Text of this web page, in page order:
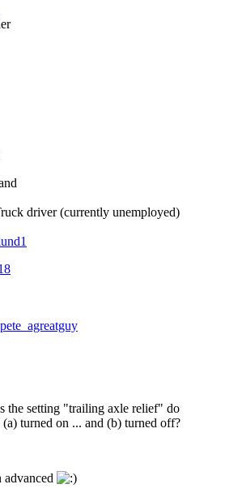
driver (currently unemployed)
the setting "trailing axle relief" do
turned on ... and (b) turned off?
advanced